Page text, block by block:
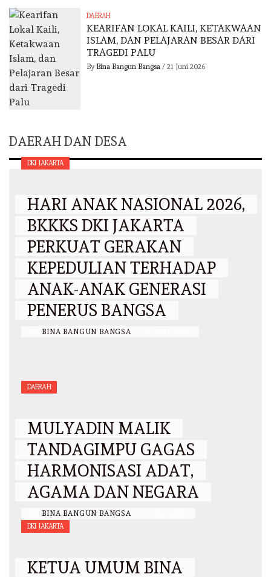
DAERAH
KEARIFAN LOKAL KAILI, KETAKWAAN
ISLAM, DAN PELAJARAN BESAR DARI
TRAGEDI PALU
By Bina Bangun Bangsa / 21 Juni 2026
DAERAH DAN DESA
DKI JAKARTA
HARI ANAK NASIONAL 2026,
BKKKS DKI JAKARTA
PERKUAT GERAKAN
KEPEDULIAN TERHADAP
ANAK-ANAK GENERASI
PENERUS BANGSA
BINA BANGUN BANGSA
DAERAH
MULYADIN MALIK
TANDAGIMPU GAGAS
HARMONISASI ADAT,
AGAMA DAN NEGARA
BINA BANGUN BANGSA
DKI JAKARTA
KETUA UMUM BINA